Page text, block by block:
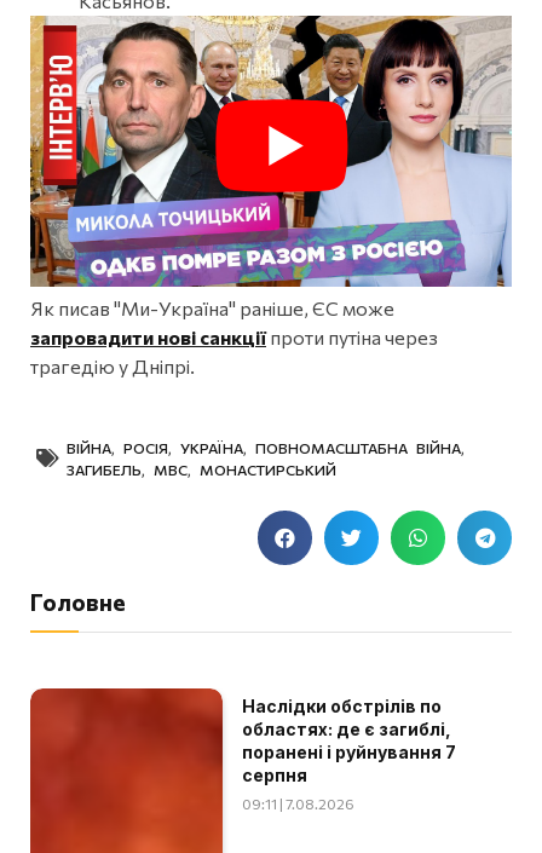
Як писав "Ми-Україна" раніше, ЄС може
запровадити нові санкціїпроти путіна через
трагедію у Дніпрі.
ВІЙНА РОСІЯ УКРАЇНА ПОВНОМАСШТАБНА ВІЙНА
ЗАГИБЕЛЬ
МВС МОНАСТИРСЬКИЙ
Головне
Наслідки обстрілів по
областях: де є загиблі,
поранені і руйнування 7
серпня
09:11 | 7.08.2026